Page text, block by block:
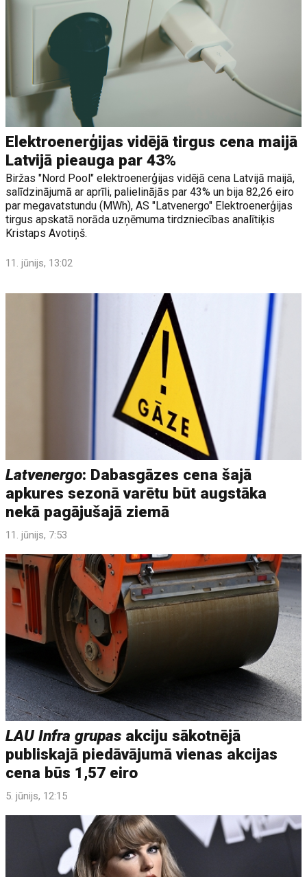
Elektroenerģijas vidējā tirgus cena maijā
Latvijā pieauga par 43%
Biržas "Nord Pool" elektroenerģijas vidējā cena Latvijā maijā,
salīdzinājumā ar aprīli, palielinājās par 43% un bija 82,26 eiro
par megavatstundu (MWh), AS "Latvenergo" Elektroenerģijas
tirgus apskatā norāda uzņēmuma tirdzniecības analītiķis
Kristaps Avotiņš.
11. jūnijs, 13:02
Latvenergo: Dabasgāzes cena šajā
apkures sezonā varētu būt augstāka
nekā pagājušajā ziemā
11. jūnijs, 7:53
LAU Infra grupas akciju sākotnējā
publiskajā piedāvājumā vienas akcijas
cena būs 1,57 eiro
5. jūnijs, 12:15